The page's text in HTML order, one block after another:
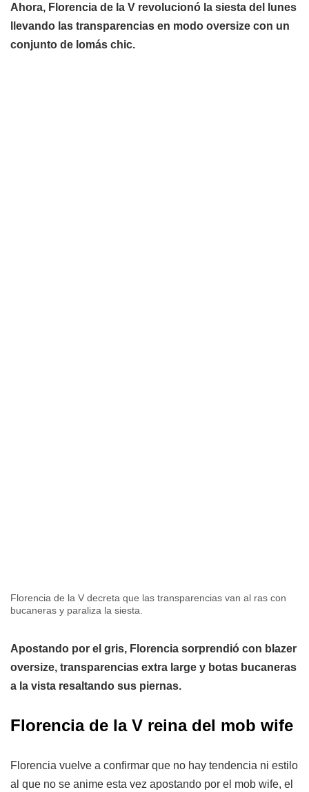
Ahora, Florencia de la V revolucionó la siesta del lunes
llevando las transparencias en modo oversize con un
conjunto de lomás chic.
Florencia de la V decreta que las transparencias van al ras con
bucaneras y paraliza la siesta.
Apostando por el gris, Florencia sorprendió con blazer
oversize, transparencias extra large y botas bucaneras
a la vista resaltando sus piernas.
Florencia de la V reina del mob wife
Florencia vuelve a confirmar que no hay tendencia ni estilo
al que no se anime esta vez apostando por el mob wife, el